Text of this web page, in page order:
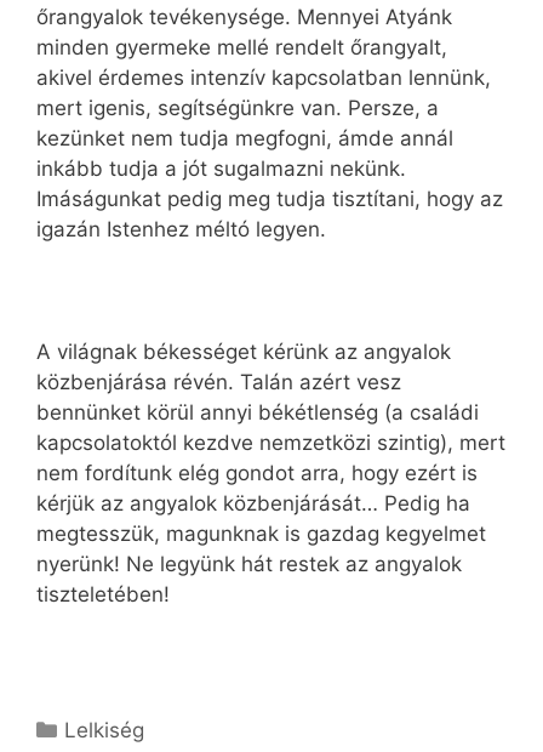
őrangyalok tevékenysége. Mennyei Atyánk
minden gyermeke mellé rendelt őrangyalt,
akivel érdemes intenzív kapcsolatban lennünk,
mert igenis, segítségünkre van. Persze, a
kezünket nem tudja megfogni, ámde annál
inkább tudja a jót sugalmazni nekünk.
Imáságunkat pedig meg tudja tisztítani, hogy az
igazán Istenhez méltó legyen.
A világnak békességet kérünk az angyalok
közbenjárása révén. Talán azért vesz
bennünket körül annyi békétlenség (a családi
kapcsolatoktól kezdve nemzetközi szintig), mert
nem fordítunk elég gondot arra, hogy ezért is
kérjük az angyalok közbenjárását… Pedig ha
megtesszük, magunknak is gazdag kegyelmet
nyerünk! Ne legyünk hát restek az angyalok
tiszteletében!
Kategória
Lelkiség